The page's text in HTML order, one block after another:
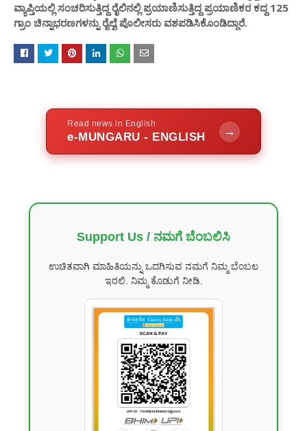
ವ್ಯಾಪ್ತಿಯಲ್ಲಿ ಸಂಚರಿಸುತ್ತಿದ್ದ ರೈಲಿನಲ್ಲಿ ಪ್ರಯಾಣಿಸುತ್ತಿದ್ದ ಪ್ರಯಾಣಿಕರ ಕದ್ದ 125
ಗ್ರಾಂ ಚಿನ್ನಾಭರಣಗಳನ್ನು ರೈಲ್ವೆ ಪೊಲೀಸರು ವಶಪಡಿಸಿಕೊಂಡಿದ್ದಾರೆ.
Read news in English
e-MUNGARU - ENGLISH →
Support Us / ನಮಗೆ ಬೆಂಬಲಿಸಿ
ಉಚಿತವಾಗಿ ಮಾಹಿತಿಯನ್ನು ಒದಗಿಸುವ ನಮಗೆ ನಿಮ್ಮ ಬೆಂಬಲ
ಇರಲಿ. ನಿಮ್ಮ ಕೊಡುಗೆ ನೀಡಿ.